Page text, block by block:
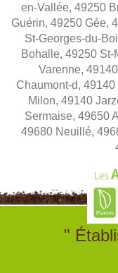
en-Vallée, 49250
Guérin, 49250 Gée,
St-Georges-du-
Bohalle, 49250
Varenne,
Chaumont-d,
Milon, 49140
Sermaise, 49650
49680 Neuillé,
"